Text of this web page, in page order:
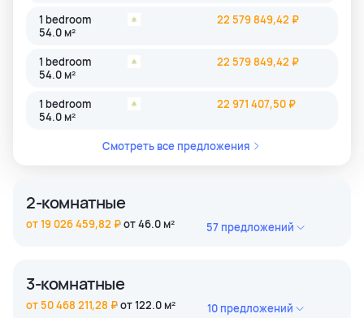
1 bedroom
54.0 м²
22 579 849,42 ₽
1 bedroom
54.0 м²
22 579 849,42 ₽
1 bedroom
54.0 м²
22 971 407,50 ₽
Смотреть все предложения
2-комнатные
от 46.0 м²
от 19 026 459,82 ₽ 57 предложений
2 bedroom
32 912 632,15 ₽
3-комнатные
от 122.0 м²
от 50 468 211,28 ₽ 10 предложений